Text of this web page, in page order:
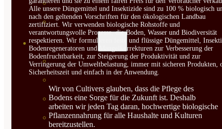
PLANTAS INTERIOR
GROWPUNCH
SEMILLAS
VER TODAS
HORTALIZA FRUTO
SEMILLAS HORTALIZA DE
Alle unsere Düngemittel und Insektizide sind zu 100 % biologisch
nach den geltenden Vorschriften für den ökologischen Landbau
zertifiziert. Wir verwenden biologische Rohstoffe und
verantwortungsvolle Prozesse, die Boden, Wasser und Biodiversität
respektieren. Wir formulieren feste und flüssige Düngemittel,
Bodenregeneratoren und Mangelkorrekturen zur Verbesserung der
Bodenfruchtbarkeit, zur Steigerung der Produktivität und zur
Verringerung der Umweltbelastung, immer mit sicheren Produkten,
Sicherheitszeit und einfach in der Anwendung.
Wir von Cultivers glauben, dass die Pflege des
Bodens eine Sorge für die Zukunft ist. Deshalb
arbeiten wir jeden Tag daran, hochwertige biologische
Pflanzennahrung für alle Haushalte und Kulturen
bereitzustellen.